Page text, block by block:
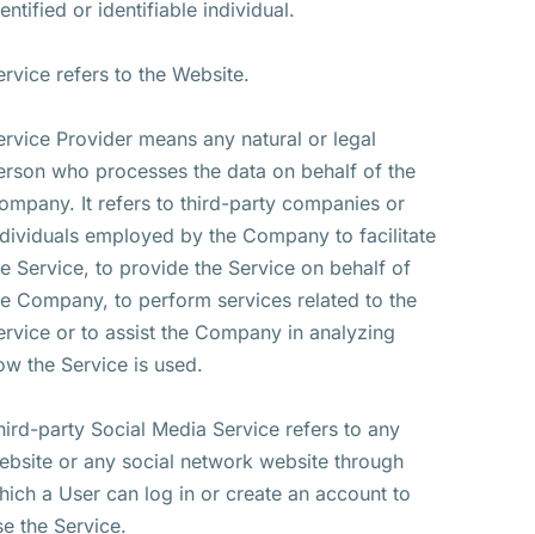
or identifiable individual.
refers to the Website.
Provider means any natural or legal
who processes the data on behalf of the
It refers to third-party companies or
employed by the Company to facilitate
Service, to provide the Service on behalf of
Company, to perform services related to the
or to assist the Company in analyzing
the Service is used.
party Social Media Service refers to any
or any social network website through
a User can log in or create an account to
the Service.